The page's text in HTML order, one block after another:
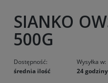
SIANKO
500G
Dostępność:
średnia ilość
Wysyłka w:
24 godziny
Cena nie zawiera